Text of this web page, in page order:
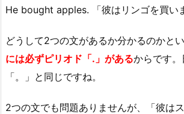
He bought apples. 「彼はリンゴを買い
どうして2つの文があるか分かるのかとい
には必ずピリオド「.」があるからです
「。」と同じですね。
2つの文でも問題ありませんが、「彼は